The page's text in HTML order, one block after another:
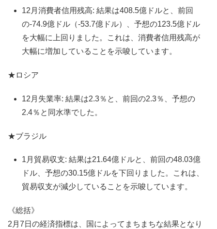
12月消費者信用残高: 結果は408.5億ドルと、前回
の-74.9億ドル（-53.7億ドル）、予想の123.5億ドル
を大幅に上回りました。これは、消費者信用残高が
大幅に増加していることを示唆しています。
★ロシア
12月失業率: 結果は2.3％と、前回の2.3％、予想の
2.4％と同水準でした。
★ブラジル
1月貿易収支: 結果は21.64億ドルと、前回の48.03億
ドル、予想の30.15億ドルを下回りました。これは、
貿易収支が減少していることを示唆しています。
《総括》
2月7日の経済指標は、国によってまちまちな結果となり